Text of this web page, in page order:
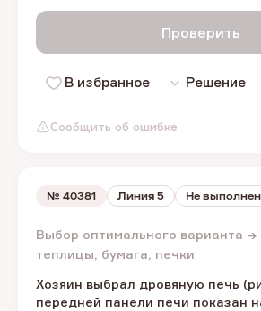
Сообщить об ошибке
Проверить
В избранное Решение
№ 40381 Линия 5 Не
Выбор оптимального варианта
теплицы, бумага, печки
Хозяин выбрал дровяную печь
передней панели печи показан